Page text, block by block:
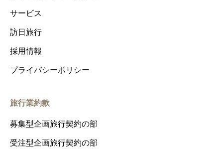
サービス
訪日旅行
採用情報
プライバシーポリシー
旅行業約款
募集型企画旅行契約の部
受注型企画旅行契約の部